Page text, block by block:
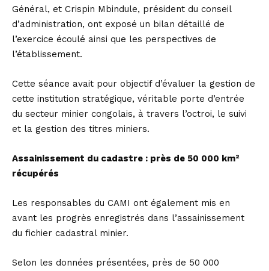
Général, et Crispin Mbindule, président du conseil
d’administration, ont exposé un bilan détaillé de
l’exercice écoulé ainsi que les perspectives de
l’établissement.
Cette séance avait pour objectif d’évaluer la gestion de
cette institution stratégique, véritable porte d’entrée
du secteur minier congolais, à travers l’octroi, le suivi
et la gestion des titres miniers.
Assainissement du cadastre : près de 50 000 km²
récupérés
Les responsables du CAMI ont également mis en
avant les progrès enregistrés dans l’assainissement
du fichier cadastral minier.
Selon les données présentées, près de 50 000